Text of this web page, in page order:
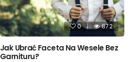
0 872
Jak Ubrać Faceta Na Wesele Bez
Garnituru?